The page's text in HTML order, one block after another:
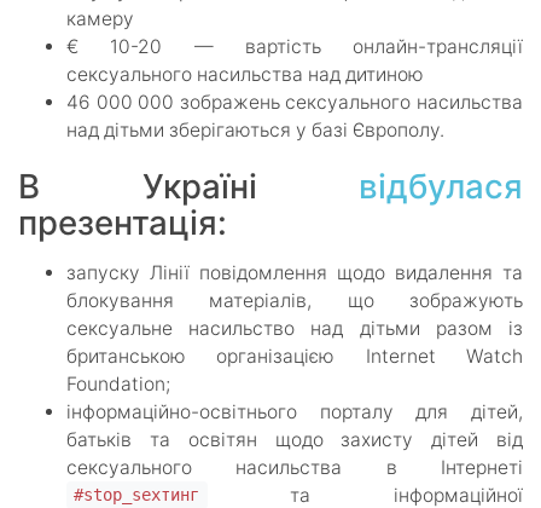
камеру
€ 10-20 — вартість онлайн-трансляції
сексуального насильства над дитиною
46 000 000 зображень сексуального насильства
над дітьми зберігаються у базі Європолу.
В Україні відбулася
презентація:
запуску Лінії повідомлення щодо видалення та
блокування матеріалів, що зображують
сексуальне насильство над дітьми разом із
британською організацією Internet Watch
Foundation;
інформаційно-освітнього порталу для дітей,
батьків та освітян щодо захисту дітей від
сексуального насильства в Інтернеті
#stop_sexтинг
та інформаційної